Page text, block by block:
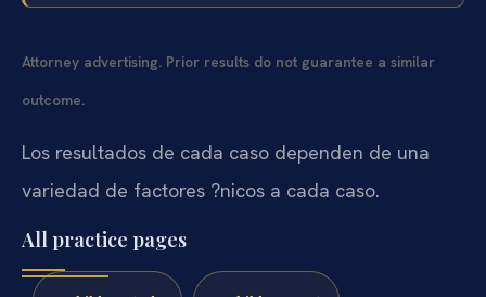
Attorney advertising. Prior results do not guarantee a similar
outcome.
Los resultados de cada caso dependen de una
variedad de factores ?nicos a cada caso.
All practice pages